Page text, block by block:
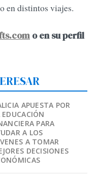
en distintos viajes.
o en su perfil
APUESTA POR
EDUCACIÓN
PARA
A LOS
A TOMAR
DECISIONES